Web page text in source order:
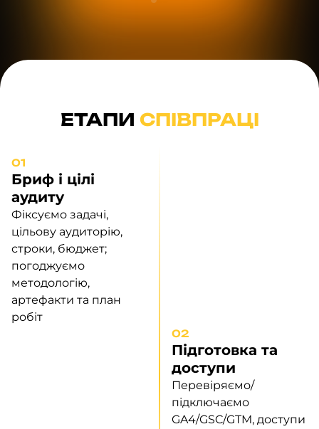
ЕТАПИ СПІВПРАЦІ
01
Бриф і цілі
аудиту
Фіксуємо задачі,
цільову аудиторію,
строки, бюджет;
погоджуємо
методологію,
артефакти та план
робіт
02
Підготовка та
доступи
Перевіряємо/
підключаємо
GA4/GSC/GTM, доступи